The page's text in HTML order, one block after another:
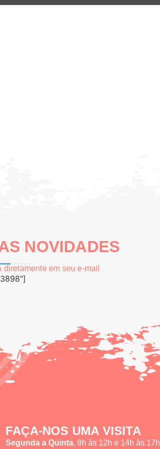
NOVIDADES
em seu e-mail
FAÇA-NOS UMA VISITA
Segunda a Quinta, 8h às 12h e 14h às